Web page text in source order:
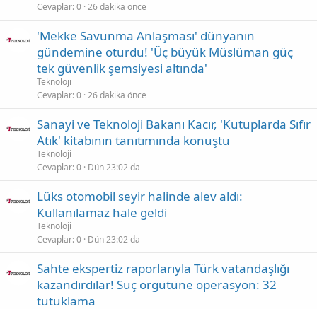
Cevaplar 0 26 dakika önce
'Mekke Savunma Anlaşması' dünyanın
gündemine oturdu! 'Üç büyük Müslüman güç
tek güvenlik şemsiyesi altında'
Teknoloji
Cevaplar 0 26 dakika önce
Sanayi ve Teknoloji Bakanı Kacır, 'Kutuplarda Sıfır
Atık' kitabının tanıtımında konuştu
Teknoloji
Cevaplar 0 Dün 23:02 da
Lüks otomobil seyir halinde alev aldı:
Kullanılamaz hale geldi
Teknoloji
Cevaplar 0 Dün 23:02 da
Sahte ekspertiz raporlarıyla Türk vatandaşlığı
kazandırdılar! Suç örgütüne operasyon: 32
tutuklama